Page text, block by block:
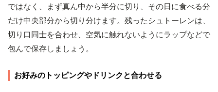
ではなく、まず真ん中から半分に切り、その日に食べる分
だけ中央部分から切り分けます。残ったシュトーレンは、
切り口同士を合わせ、空気に触れないようにラップなどで
包んで保存しましょう。
お好みのトッピングやドリンクと合わせる